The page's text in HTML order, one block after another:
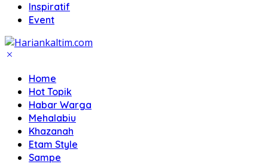
Inspiratif
Event
Home
Hot Topik
Habar Warga
Mehalabiu
Khazanah
Etam Style
Sampe